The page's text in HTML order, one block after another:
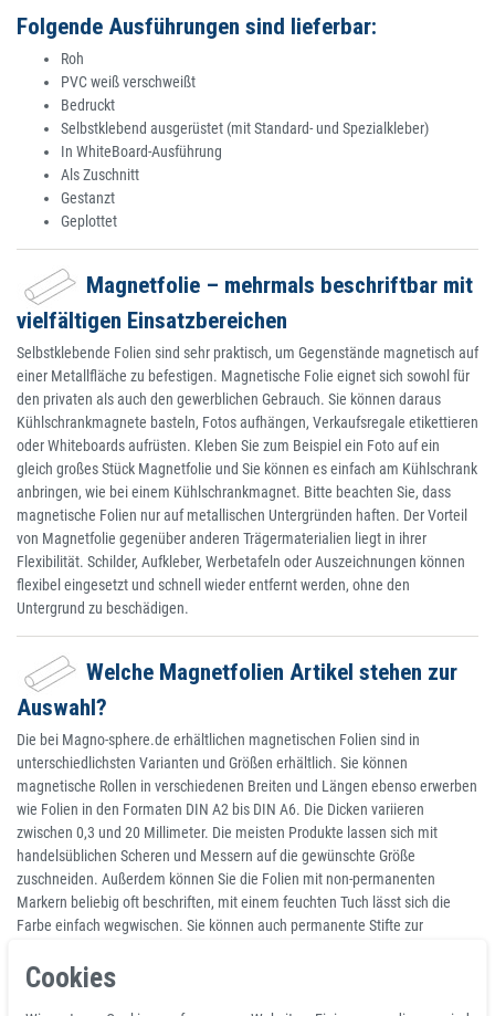
Folgende Ausführungen sind lieferbar:
Roh
PVC weiß verschweißt
Bedruckt
Selbstklebend ausgerüstet (mit Standard- und Spezialkleber)
In WhiteBoard-Ausführung
Als Zuschnitt
Gestanzt
Geplottet
Magnetfolie – mehrmals beschriftbar mit
vielfältigen Einsatzbereichen
Selbstklebende Folien sind sehr praktisch, um Gegenstände magnetisch auf
einer Metallfläche zu befestigen. Magnetische Folie eignet sich sowohl für
den privaten als auch den gewerblichen Gebrauch. Sie können daraus
Kühlschrankmagnete basteln, Fotos aufhängen, Verkaufsregale etikettieren
oder Whiteboards aufrüsten. Kleben Sie zum Beispiel ein Foto auf ein
gleich großes Stück Magnetfolie und Sie können es einfach am Kühlschrank
anbringen, wie bei einem Kühlschrankmagnet. Bitte beachten Sie, dass
magnetische Folien nur auf metallischen Untergründen haften. Der Vorteil
von Magnetfolie gegenüber anderen Trägermaterialien liegt in ihrer
Flexibilität. Schilder, Aufkleber, Werbetafeln oder Auszeichnungen können
flexibel eingesetzt und schnell wieder entfernt werden, ohne den
Untergrund zu beschädigen.
Welche Magnetfolien Artikel stehen zur
Auswahl?
Die bei Magno-sphere.de erhältlichen magnetischen Folien sind in
unterschiedlichsten Varianten und Größen erhältlich. Sie können
magnetische Rollen in verschiedenen Breiten und Längen ebenso erwerben
wie Folien in den Formaten DIN A2 bis DIN A6. Die Dicken variieren
zwischen 0,3 und 20 Millimeter. Die meisten Produkte lassen sich mit
handelsüblichen Scheren und Messern auf die gewünschte Größe
zuschneiden. Außerdem können Sie die Folien mit non-permanenten
Markern beliebig oft beschriften, mit einem feuchten Tuch lässt sich die
Farbe einfach wegwischen. Sie können auch permanente Stifte zur
Magnetfolien sind in Dunkelbraun, in Weiß und vielen verschiedenen
Cookies